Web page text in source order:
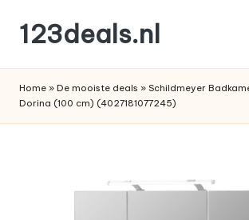
de
inhoud
123deals.nl
deals
Home » De mooiste deals » Schildmeyer
Dorina (100 cm) (4027181077245)